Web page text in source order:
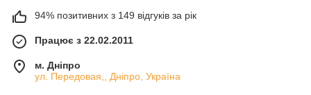
94% позитивних з 149 відгуків за рік
Працює з 22.02.2011
м. Дніпро
ул. Передовая,, Дніпро, Україна